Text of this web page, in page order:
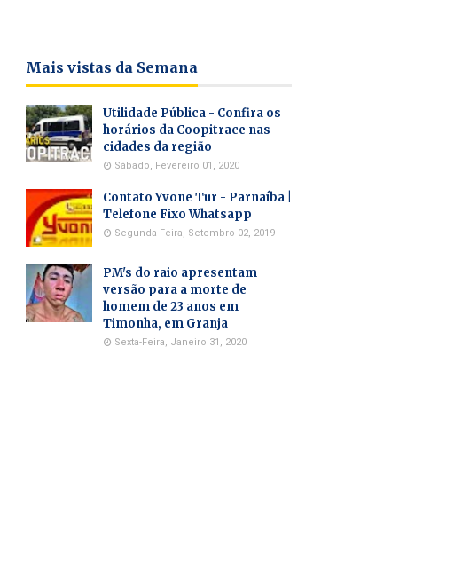
Mais vistas da Semana
Utilidade Pública - Confira os
horários da Coopitrace nas
cidades da região
Sábado, Fevereiro 01, 2020
Contato Yvone Tur - Parnaíba |
Telefone Fixo Whatsapp
Segunda-Feira, Setembro 02, 2019
PM's do raio apresentam
versão para a morte de
homem de 23 anos em
Timonha, em Granja
Sexta-Feira, Janeiro 31, 2020